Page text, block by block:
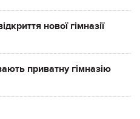
нової гімназії
приватну гімназію